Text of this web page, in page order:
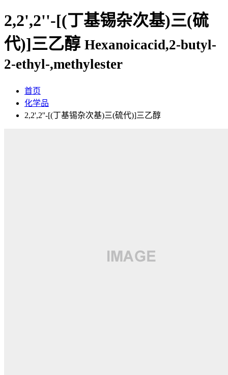
2,2',2''-[(丁基锡杂次基)三(硫
代)]三乙醇 Hexanoicacid,2-butyl-
2-ethyl-,methylester
首页
化学品
2,2',2''-[(丁基锡杂次基)三(硫代)]三乙醇